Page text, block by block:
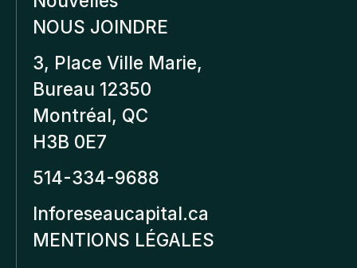
NOUS JOINDRE
3, Place Ville Marie,
Bureau 12350
Montréal, QC
H3B 0E7
514-334-9688
Inforeseaucapital.ca
MENTIONS LÉGALES